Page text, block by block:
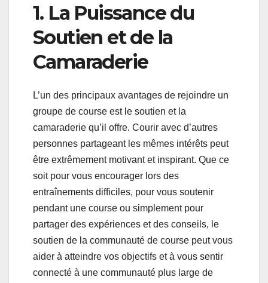
1. La Puissance du
Soutien et de la
Camaraderie
L’un des principaux avantages de rejoindre un
groupe de course est le soutien et la
camaraderie qu’il offre. Courir avec d’autres
personnes partageant les mêmes intérêts peut
être extrêmement motivant et inspirant. Que ce
soit pour vous encourager lors des
entraînements difficiles, pour vous soutenir
pendant une course ou simplement pour
partager des expériences et des conseils, le
soutien de la communauté de course peut vous
aider à atteindre vos objectifs et à vous sentir
connecté à une communauté plus large de